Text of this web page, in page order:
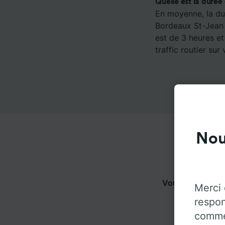
Quelle est la durée
En moyenne, la
Bordeaux St-
est de 3 heures
traffic routier sur
Vous pouvez
Merci